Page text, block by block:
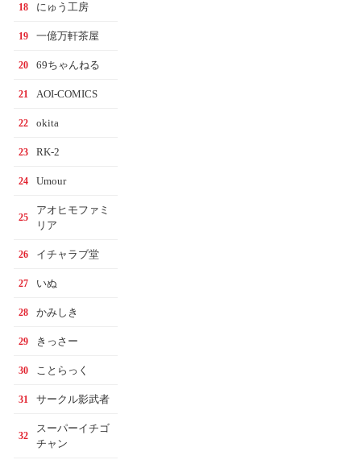
18 にゅう工房
19 一億万軒茶屋
20 69ちゃんねる
21 AOI-COMICS
22 okita
23 RK-2
24 Umour
25
アオヒモファミ
リア
26 イチャラブ堂
27 いぬ
28 かみしき
29 きっさー
30 ことらっく
31 サークル影武者
32
スーパーイチゴ
チャン